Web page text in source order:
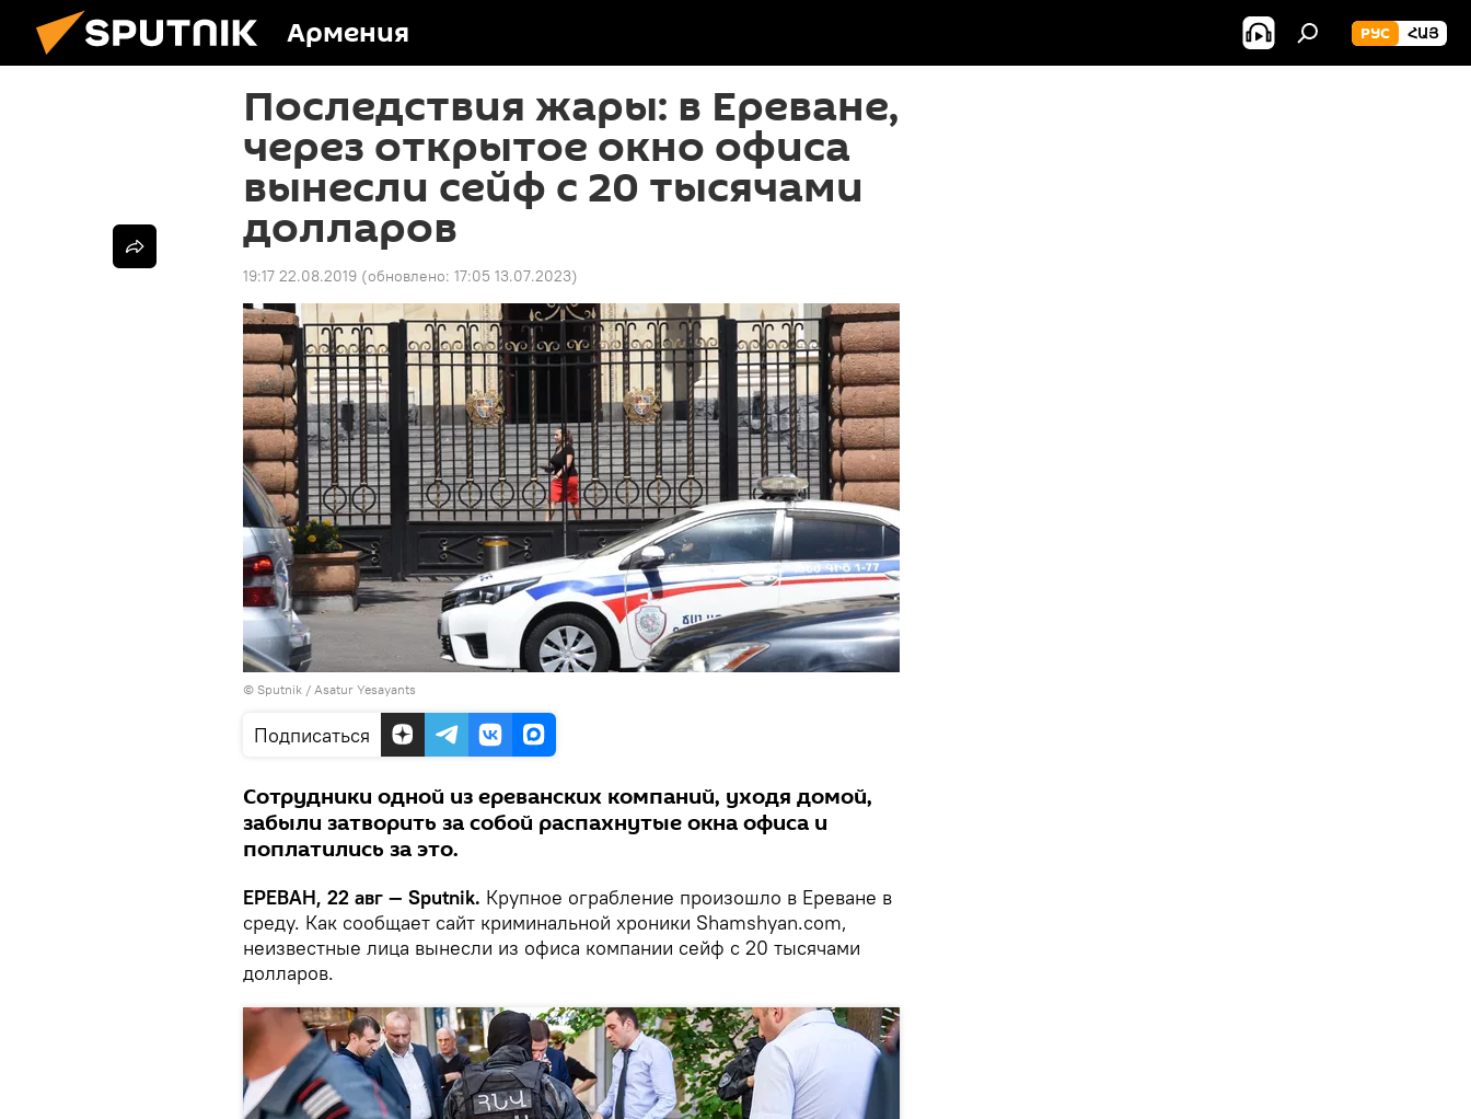
Армения РУС ՀԱՅ
Последствия жары: в Ереване,
через открытое окно офиса
вынесли сейф с 20 тысячами
долларов
19:17 22.08.2019 (обновлено: 17:05 13.07.2023)
© Sputnik / Asatur Yesayants
Подписаться
Сотрудники одной из ереванских компаний, уходя домой,
забыли затворить за собой распахнутые окна офиса и
поплатились за это.
ЕРЕВАН, 22 авг — Sputnik. Крупное ограбление произошло в Ереване в
среду. Как сообщает сайт криминальной хроники Shamshyan.com,
неизвестные лица вынесли из офиса компании сейф с 20 тысячами
долларов.